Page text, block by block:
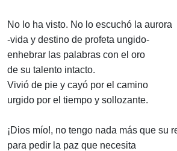
No lo ha visto. No lo escuchó la aurora
-vida y destino de profeta ungido-
enhebrar las palabras con el oro
de su talento intacto.
Vivió de pie y cayó por el camino
urgido por el tiempo y sollozante.
¡Dios mío!, no tengo nada más que su
para pedir la paz que necesita